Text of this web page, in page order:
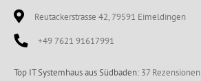
Inhalt
springen
Reutackerstrasse 42, 79591 Eimeldingen
+49 7621 91617991
Top IT Systemhaus aus Südbaden: 37 Rezensionen